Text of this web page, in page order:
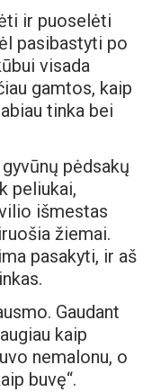
ir puoselėti
pasibastyti po
visada
gamtos, kaip
tinka bei
pėdsakų
peliukai,
išmestas
žiemai.
pasakyti, ir aš
Gaudant
kaip
nemalonu, o
buvę“.